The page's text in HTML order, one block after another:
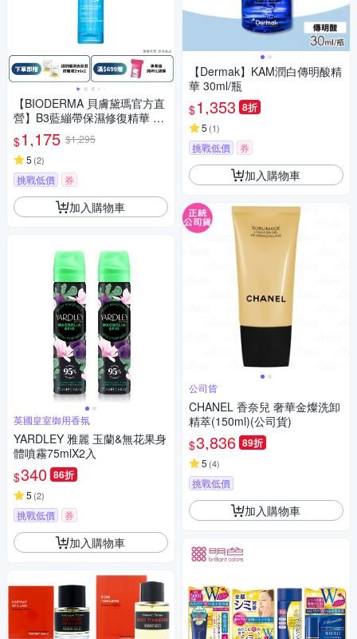
【BIODERMA 貝膚黛瑪官方直
營】B3藍繃帶保濕修復精華 30
ml
$1,175 $1,295
5 (2)
挑戰低價 券
加入購物車
英國皇室御用香氛
YARDLEY 雅麗 玉蘭&無花果身
體噴霧75mlX2入
$340 86折
5 (2)
挑戰低價 券
加入購物車
【Dermak】KAM潤白傳明酸精
華 30ml/瓶
$1,353 8折
5 (1)
挑戰低價 券
加入購物車
公司貨
CHANEL 香奈兒 奢華金燦洗卸
精萃(150ml)(公司貨)
$3,836 89折
5 (4)
挑戰低價
加入購物車